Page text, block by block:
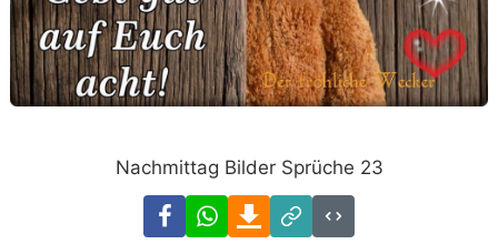
Nachmittag Bilder Sprüche 23
FacebookWhatsAppDownload
Link
Code